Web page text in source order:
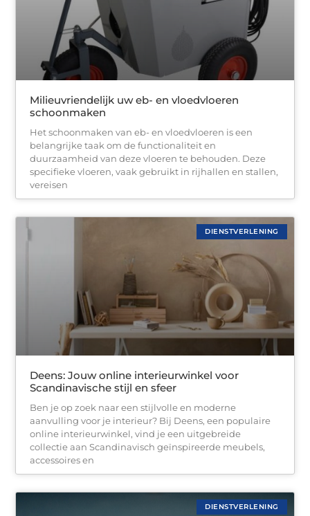
Milieuvriendelijk uw eb- en vloedvloeren
schoonmaken
Het schoonmaken van eb- en vloedvloeren is een
belangrijke taak om de functionaliteit en
duurzaamheid van deze vloeren te behouden. Deze
specifieke vloeren, vaak gebruikt in rijhallen en stallen,
vereisen
DIENSTVERLENING
Deens: Jouw online interieurwinkel voor
Scandinavische stijl en sfeer
Ben je op zoek naar een stijlvolle en moderne
aanvulling voor je interieur? Bij Deens, een populaire
online interieurwinkel, vind je een uitgebreide
collectie aan Scandinavisch geïnspireerde meubels,
accessoires en
DIENSTVERLENING